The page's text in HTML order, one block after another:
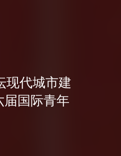
现代城市建
国际青年